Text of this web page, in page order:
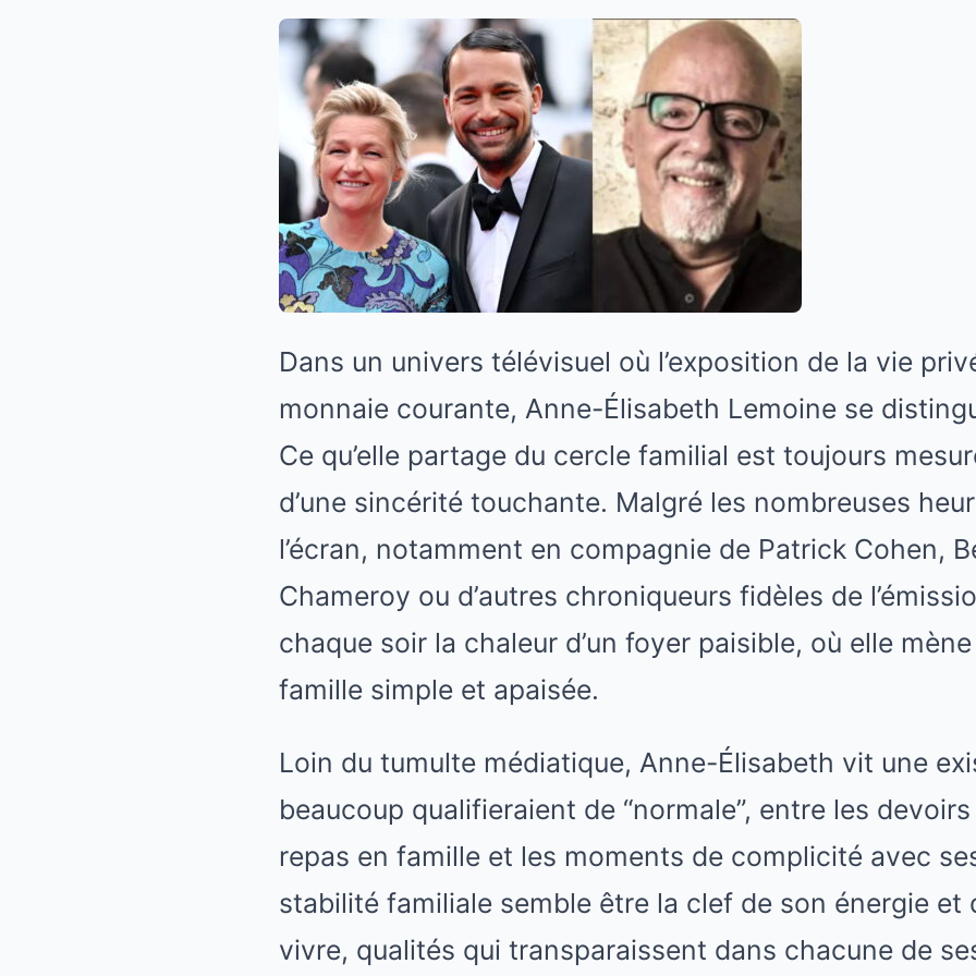
Dans un univers télévisuel où l’exposition de la vie
monnaie courante, Anne-Élisabeth Lemoine se
Ce qu’elle partage du cercle familial est toujours
d’une sincérité touchante. Malgré les nombreuses
l’écran, notamment en compagnie de Patrick Cohen,
Chameroy ou d’autres chroniqueurs fidèles de
chaque soir la chaleur d’un foyer paisible, où elle
famille simple et apaisée.
Loin du tumulte médiatique, Anne-Élisabeth vit une
beaucoup qualifieraient de “normale”, entre les
repas en famille et les moments de complicité avec
stabilité familiale semble être la clef de son énergie et
vivre, qualités qui transparaissent dans chacune de